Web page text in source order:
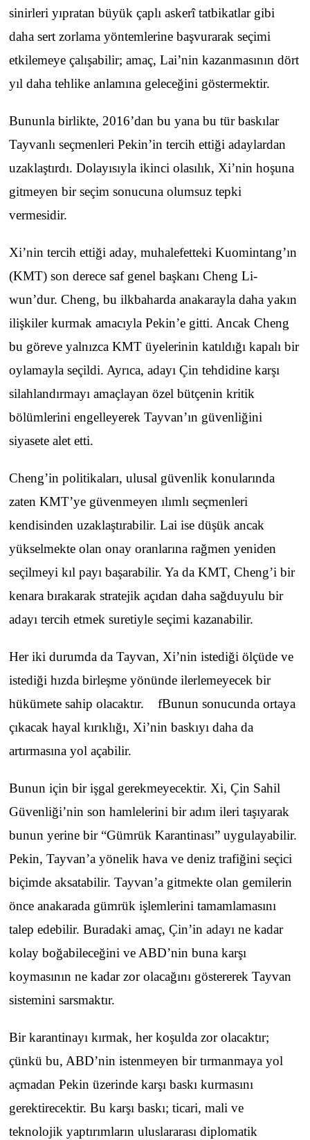
sinirleri yıpratan büyük çaplı askerî tatbikatlar gibi
daha sert zorlama yöntemlerine başvurarak seçimi
etkilemeye çalışabilir; amaç, Lai’nin kazanmasının dört
yıl daha tehlike anlamına geleceğini göstermektir.
Bununla birlikte, 2016’dan bu yana bu tür baskılar
Tayvanlı seçmenleri Pekin’in tercih ettiği adaylardan
uzaklaştırdı. Dolayısıyla ikinci olasılık, Xi’nin hoşuna
gitmeyen bir seçim sonucuna olumsuz tepki
vermesidir.
Xi’nin tercih ettiği aday, muhalefetteki Kuomintang’ın
(KMT) son derece saf genel başkanı Cheng Li-
wun’dur. Cheng, bu ilkbaharda anakarayla daha yakın
ilişkiler kurmak amacıyla Pekin’e gitti. Ancak Cheng
bu göreve yalnızca KMT üyelerinin katıldığı kapalı bir
oylamayla seçildi. Ayrıca, adayı Çin tehdidine karşı
silahlandırmayı amaçlayan özel bütçenin kritik
bölümlerini engelleyerek Tayvan’ın güvenliğini
siyasete alet etti.
Cheng’in politikaları, ulusal güvenlik konularında
zaten KMT’ye güvenmeyen ılımlı seçmenleri
kendisinden uzaklaştırabilir. Lai ise düşük ancak
yükselmekte olan onay oranlarına rağmen yeniden
seçilmeyi kıl payı başarabilir. Ya da KMT, Cheng’i bir
kenara bırakarak stratejik açıdan daha sağduyulu bir
adayı tercih etmek suretiyle seçimi kazanabilir.
Her iki durumda da Tayvan, Xi’nin istediği ölçüde ve
istediği hızda birleşme yönünde ilerlemeyecek bir
hükümete sahip olacaktır. fBunun sonucunda ortaya
çıkacak hayal kırıklığı, Xi’nin baskıyı daha da
artırmasına yol açabilir.
Bunun için bir işgal gerekmeyecektir. Xi, Çin Sahil
Güvenliği’nin son hamlelerini bir adım ileri taşıyarak
bunun yerine bir “Gümrük Karantinası” uygulayabilir.
Pekin, Tayvan’a yönelik hava ve deniz trafiğini seçici
biçimde aksatabilir. Tayvan’a gitmekte olan gemilerin
önce anakarada gümrük işlemlerini tamamlamasını
talep edebilir. Buradaki amaç, Çin’in adayı ne kadar
kolay boğabileceğini ve ABD’nin buna karşı
koymasının ne kadar zor olacağını göstererek Tayvan
sistemini sarsmaktır.
Bir karantinayı kırmak, her koşulda zor olacaktır;
çünkü bu, ABD’nin istenmeyen bir tırmanmaya yol
açmadan Pekin üzerinde karşı baskı kurmasını
gerektirecektir. Bu karşı baskı; ticari, mali ve
teknolojik yaptırımların uluslararası diplomatik